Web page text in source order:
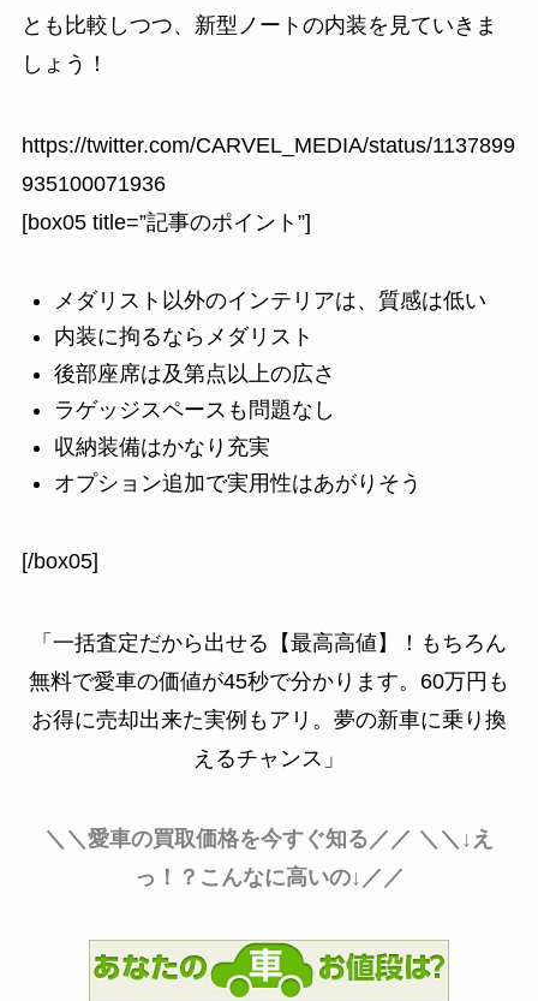
とも比較しつつ、新型ノートの内装を見ていきま
しょう！
https://twitter.com/CARVEL_MEDIA/status/1137899
935100071936
[box05 title=”記事のポイント”]
メダリスト以外のインテリアは、質感は低い
内装に拘るならメダリスト
後部座席は及第点以上の広さ
ラゲッジスペースも問題なし
収納装備はかなり充実
オプション追加で実用性はあがりそう
[/box05]
「一括査定だから出せる【最高高値】！もちろん
無料で愛車の価値が45秒で分かります。60万円も
お得に売却出来た実例もアリ。夢の新車に乗り換
えるチャンス」
＼＼愛車の買取価格を今すぐ知る／／ ＼＼↓え
っ！？こんなに高いの↓／／